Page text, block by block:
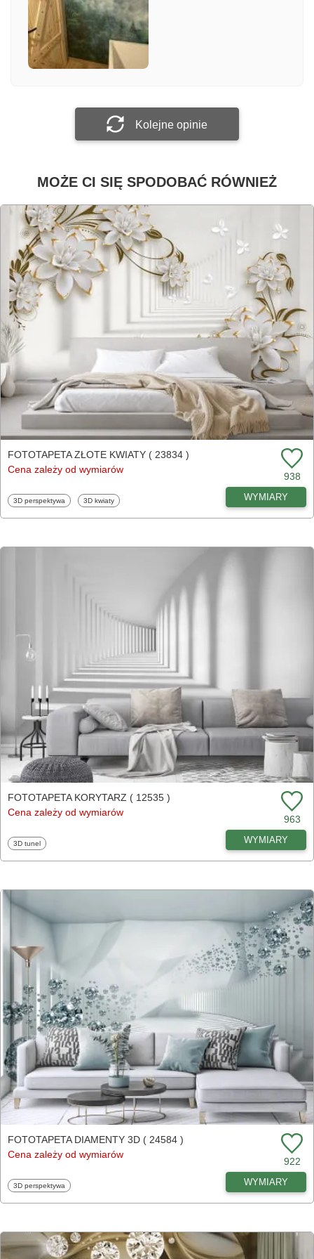
Załącz zdjęcie
Kolejne opinie
MOŻE CI SIĘ SPODOBAĆ RÓWNIEŻ
FOTOTAPETA ZŁOTE KWIATY ( 23834 )
Cena zależy od wymiarów
938
Fototapety
3D perspektywa Fototapety
3D kwiaty WYMIARY
FOTOTAPETA KORYTARZ ( 12535 )
Cena zależy od wymiarów
963
Fototapety
3D tunel WYMIARY
FOTOTAPETA DIAMENTY 3D ( 24584 )
Cena zależy od wymiarów
922
Fototapety
3D perspektywa WYMIARY